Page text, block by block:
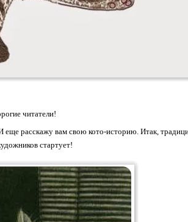
читатели!
расскажу вам свою кото-историю. Итак,
стартует!